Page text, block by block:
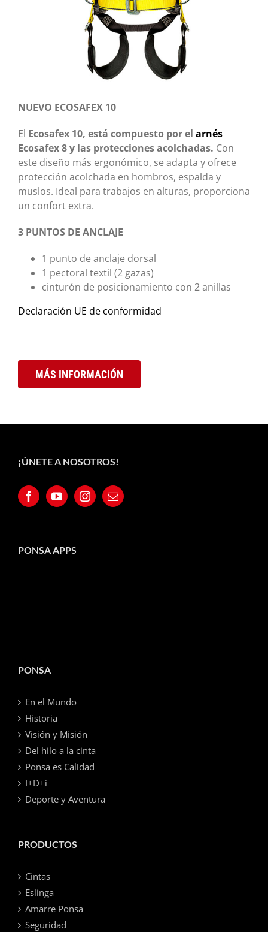
NUEVO ECOSAFEX 10
El Ecosafex 10, está compuesto por el arnés
Ecosafex 8 y las protecciones acolchadas. Con
este diseño más ergonómico, se adapta y ofrece
protección acolchada en hombros, espalda y
muslos. Ideal para trabajos en alturas, proporciona
un confort extra.
3 PUNTOS DE ANCLAJE
1 punto de anclaje dorsal
1 pectoral textil (2 gazas)
cinturón de posicionamiento con 2 anillas
Declaración UE de conformidad
MÁS INFORMACIÓN
¡ÚNETE A NOSOTROS!
PONSA APPS
PONSA
En el Mundo
Historia
Visión y Misión
Del hilo a la cinta
Ponsa es Calidad
I+D+i
Deporte y Aventura
PRODUCTOS
Cintas
Eslinga
Amarre Ponsa
Seguridad